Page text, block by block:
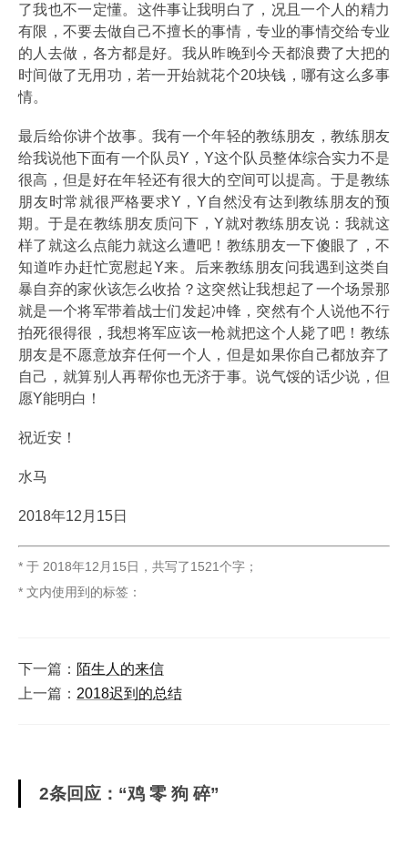
了我也不一定懂。这件事让我明白了，况且一个人的精力
有限，不要去做自己不擅长的事情，专业的事情交给专业
的人去做，各方都是好。我从昨晚到今天都浪费了大把的
时间做了无用功，若一开始就花个20块钱，哪有这么多事
情。
最后给你讲个故事。我有一个年轻的教练朋友，教练朋友
给我说他下面有一个队员Y，Y这个队员整体综合实力不是
很高，但是好在年轻还有很大的空间可以提高。于是教练
朋友时常就很严格要求Y，Y自然没有达到教练朋友的预
期。于是在教练朋友质问下，Y就对教练朋友说：我就这
样了就这么点能力就这么遭吧！教练朋友一下傻眼了，不
知道咋办赶忙宽慰起Y来。后来教练朋友问我遇到这类自
暴自弃的家伙该怎么收拾？这突然让我想起了一个场景那
就是一个将军带着战士们发起冲锋，突然有个人说他不行
拍死很得很，我想将军应该一枪就把这个人毙了吧！教练
朋友是不愿意放弃任何一个人，但是如果你自己都放弃了
自己，就算别人再帮你也无济于事。说气馁的话少说，但
愿Y能明白！
祝近安！
水马
2018年12月15日
* 于 2018年12月15日 ， 共写了1521个字 ；
* 文内使用到的标签：
下一篇： 陌生人的来信
上一篇： 2018迟到的总结
2条回应：“鸡 零 狗 碎”